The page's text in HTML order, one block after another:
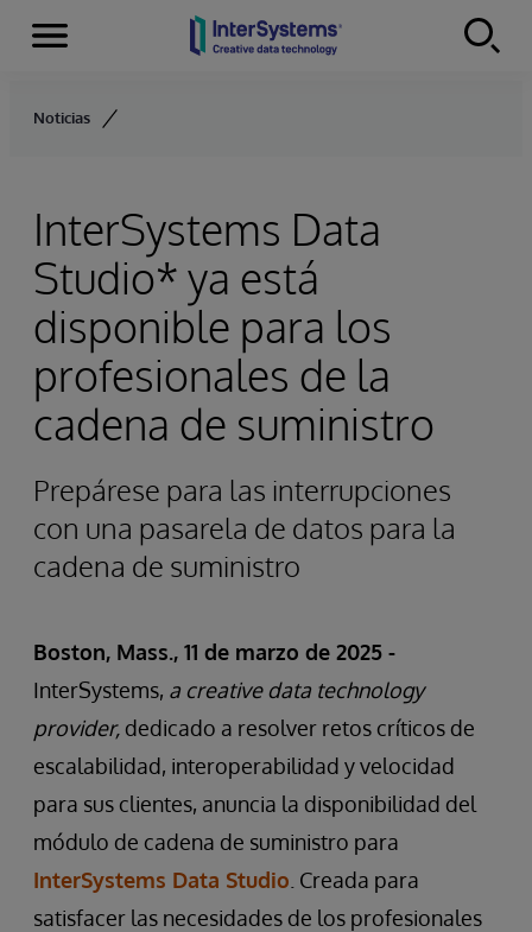
Skip to content
Secciones
Noticias
InterSystems Data
Studio* ya está
disponible para los
profesionales de la
cadena de suministro
Prepárese para las interrupciones
con una pasarela de datos para la
cadena de suministro
Boston, Mass., 11 de marzo de 2025 -
InterSystems, a creative data technology
provider, dedicado a resolver retos críticos de
escalabilidad, interoperabilidad y velocidad
para sus clientes, anuncia la disponibilidad del
módulo de cadena de suministro para
InterSystems Data Studio . Creada para
satisfacer las necesidades de los profesionales